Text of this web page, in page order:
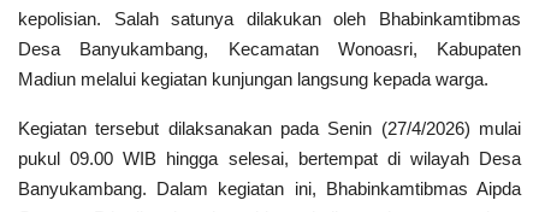
kepolisian. Salah satunya dilakukan oleh Bhabinkamtibmas
Desa Banyukambang, Kecamatan Wonoasri, Kabupaten
Madiun melalui kegiatan kunjungan langsung kepada warga.
Kegiatan tersebut dilaksanakan pada Senin (27/4/2026) mulai
pukul 09.00 WIB hingga selesai, bertempat di wilayah Desa
Banyukambang. Dalam kegiatan ini, Bhabinkamtibmas Aipda